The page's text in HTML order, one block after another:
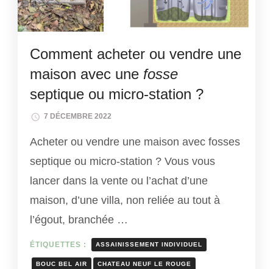
Comment acheter ou vendre une
maison avec une fosse
septique ou micro-station ?
7 DÉCEMBRE 2022
Acheter ou vendre une maison avec fosses
septique ou micro-station ? Vous vous
lancer dans la vente ou l’achat d’une
maison, d’une villa, non reliée au tout à
l’égout, branchée …
ÉTIQUETTES : ASSAINISSEMENT INDIVIDUEL
BOUC BEL AIR CHATEAU NEUF LE ROUGE